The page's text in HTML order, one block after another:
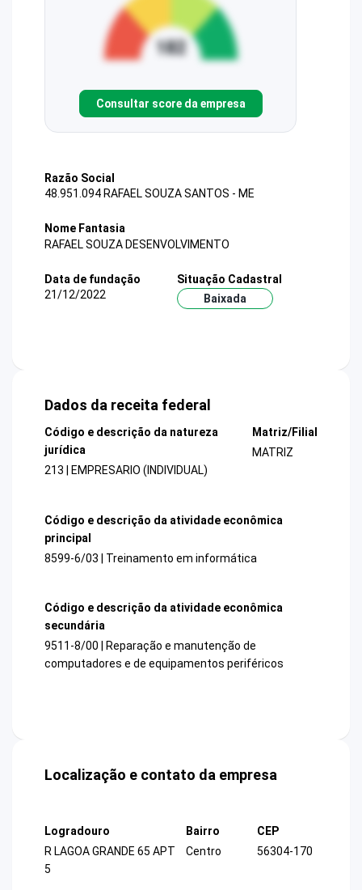
Consultar score da empresa
Razão Social
48.951.094 RAFAEL SOUZA SANTOS - ME
Nome Fantasia
RAFAEL SOUZA DESENVOLVIMENTO
Data de fundação
21/12/2022
Situação Cadastral
Baixada
Dados da receita federal
Código e descrição da natureza
jurídica
213 | EMPRESARIO (INDIVIDUAL)
Matriz/Filial
MATRIZ
Código e descrição da atividade econômica
principal
8599-6/03 | Treinamento em informática
Código e descrição da atividade econômica
secundária
9511-8/00 | Reparação e manutenção de
computadores e de equipamentos periféricos
Localização e contato da empresa
Logradouro
R LAGOA GRANDE 65 APT
5
Bairro
Centro
CEP
56304-170